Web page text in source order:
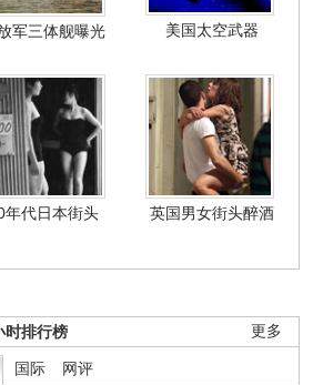
军三体舰曝光 美国太空武器
年代日本街头 英国男女街头醉酒
更多
时排行榜
国际 网评